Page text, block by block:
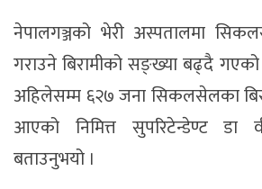
नेपालगञ्जको भेरी अस्पतालमा
गराउने बिरामीको सङ्ख्या बढ्दै
अहिलेसम्म ६२७ जना सिकलसेलका
आएको निमित्त सुपरिटेन्डेण्ट डा
बताउनुभयो ।